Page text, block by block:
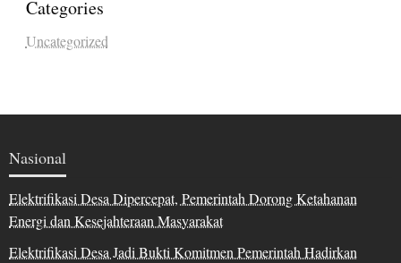
Categories
Uncategorized
Nasional
Elektrifikasi Desa Dipercepat, Pemerintah Dorong Ketahanan
Energi dan Kesejahteraan Masyarakat
Elektrifikasi Desa Jadi Bukti Komitmen Pemerintah Hadirkan